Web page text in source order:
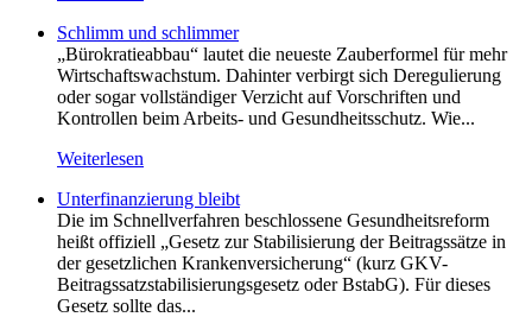
Schlimm und schlimmer
„Bürokratieabbau“ lautet die neueste Zauberformel für mehr
Wirtschaftswachstum. Dahinter verbirgt sich Deregulierung
oder sogar vollständiger Verzicht auf Vorschriften und
Kontrollen beim Arbeits- und Gesundheitsschutz. Wie...
Weiterlesen
Unterfinanzierung bleibt
Die im Schnellverfahren beschlossene Gesundheitsreform
heißt offiziell „Gesetz zur Stabilisierung der Beitragssätze in
der gesetzlichen Krankenversicherung“ (kurz GKV-
Beitragssatzstabilisierungsgesetz oder BstabG). Für dieses
Gesetz sollte das...